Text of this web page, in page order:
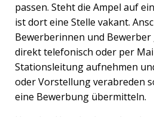
passen. Steht die Ampel auf
ist dort eine Stelle vakant.
Bewerberinnen und
direkt telefonisch oder per
Stationsleitung aufnehmen
oder Vorstellung verabreden
eine Bewerbung übermitteln.